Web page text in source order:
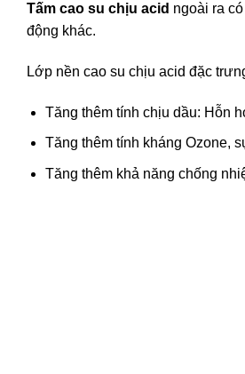
Tấm cao su chịu acid ngoài ra
động khác.
Lớp nền cao su chịu acid đặc
Tăng thêm tính chịu dầu: Hỗn
Tăng thêm tính kháng Ozone,
Tăng thêm khả năng chống